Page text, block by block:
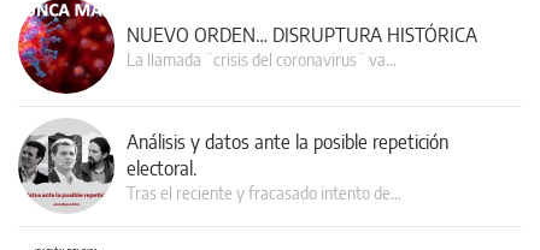
NUEVO ORDEN… DISRUPTURA HISTÓRICA
La llamada ¨crisis del coronavirus¨ va…
Análisis y datos ante la posible repetición
electoral.
Tras el reciente y fracasado intento de…